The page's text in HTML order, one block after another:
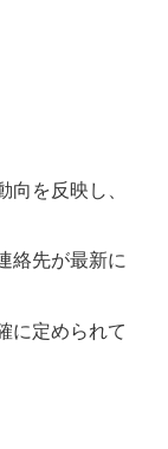
向を反映し、
絡先が最新に
に定められて